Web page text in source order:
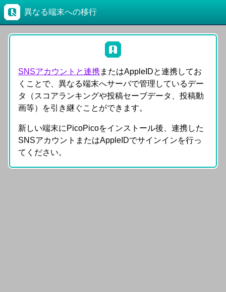
異なる端末への移行
SNSアカウントと連携またはAppleIDと連携してお
くことで、異なる端末へサーバで管理しているデー
タ（スコアランキングや投稿セーブデータ、投稿動
画等）を引き継ぐことができます。
新しい端末にPicoPicoをインストール後、連携した
SNSアカウントまたはAppleIDでサインインを行っ
てください。